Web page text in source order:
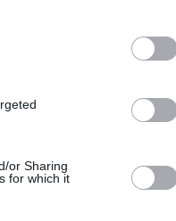
or Sharing
for which it